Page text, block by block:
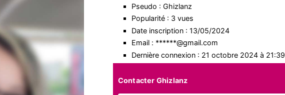
Pseudo : Ghizlanz
Popularité : 3 vues
Date inscription : 13/05/2024
Email : ******@gmail.com
Dernière connexion : 21 octobre 2024 à 21:39
Contacter Ghizlanz